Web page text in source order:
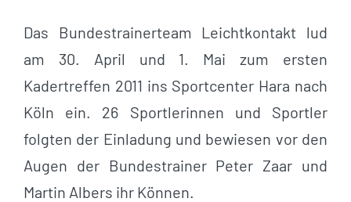
Das Bundestrainerteam Leichtkontakt lud
am 30. April und 1. Mai zum ersten
Kadertreffen 2011 ins Sportcenter Hara nach
Köln ein. 26 Sportlerinnen und Sportler
folgten der Einladung und bewiesen vor den
Augen der Bundestrainer Peter Zaar und
Martin Albers ihr Können.